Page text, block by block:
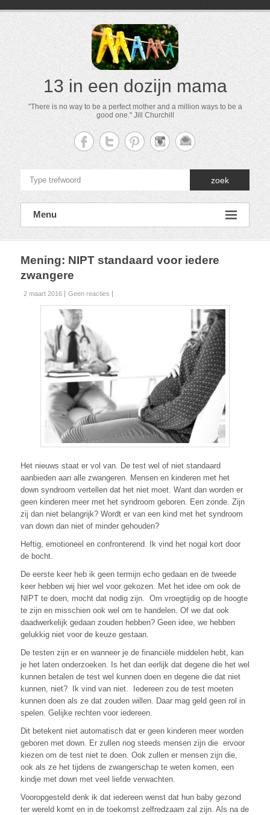
13 in een dozijn mama
"There is no way to be a perfect mother and a million ways to be a
good one." Jill Churchill
zoek
Menu
Mening: NIPT standaard voor iedere
zwangere
2 maart 2016 Geen reacties
Het nieuws staat er vol van. De test wel of niet standaard
aanbieden aan alle zwangeren. Mensen en kinderen met het
down syndroom vertellen dat het niet moet. Want dan worden er
geen kinderen meer met het syndroom geboren. Een zonde. Zijn
zij dan niet belangrijk? Wordt er van een kind met het syndroom
van down dan niet of minder gehouden?
Heftig, emotioneel en confronterend. Ik vind het nogal kort door
de bocht.
De eerste keer heb ik geen termijn echo gedaan en de tweede
keer hebben wij hier wel voor gekozen. Met het idee om ook de
NIPT te doen, mocht dat nodig zijn. Om vroegtijdig op de hoogte
te zijn en misschien ook wel om te handelen. Of we dat ook
daadwerkelijk gedaan zouden hebben? Geen idee, we hebben
gelukkig niet voor de keuze gestaan.
De testen zijn er en wanneer je de financiële middelen hebt, kan
je het laten onderzoeken. Is het dan eerlijk dat degene die het wel
kunnen betalen de test wel kunnen doen en degene die dat niet
kunnen, niet? Ik vind van niet. Iedereen zou de test moeten
kunnen doen als ze dat zouden willen. Daar mag geld geen rol in
spelen. Gelijke rechten voor iedereen.
Dit betekent niet automatisch dat er geen kinderen meer worden
geboren met down. Er zullen nog steeds mensen zijn die ervoor
kiezen om de test niet te doen. Ook zullen er mensen zijn die,
ook als ze het tijdens de zwangerschap te weten komen, een
kindje met down met veel liefde verwachten.
Vooropgesteld denk ik dat iedereen wenst dat hun baby gezond
ter wereld komt en in de toekomst zelfredzaam zal zijn. Als na de